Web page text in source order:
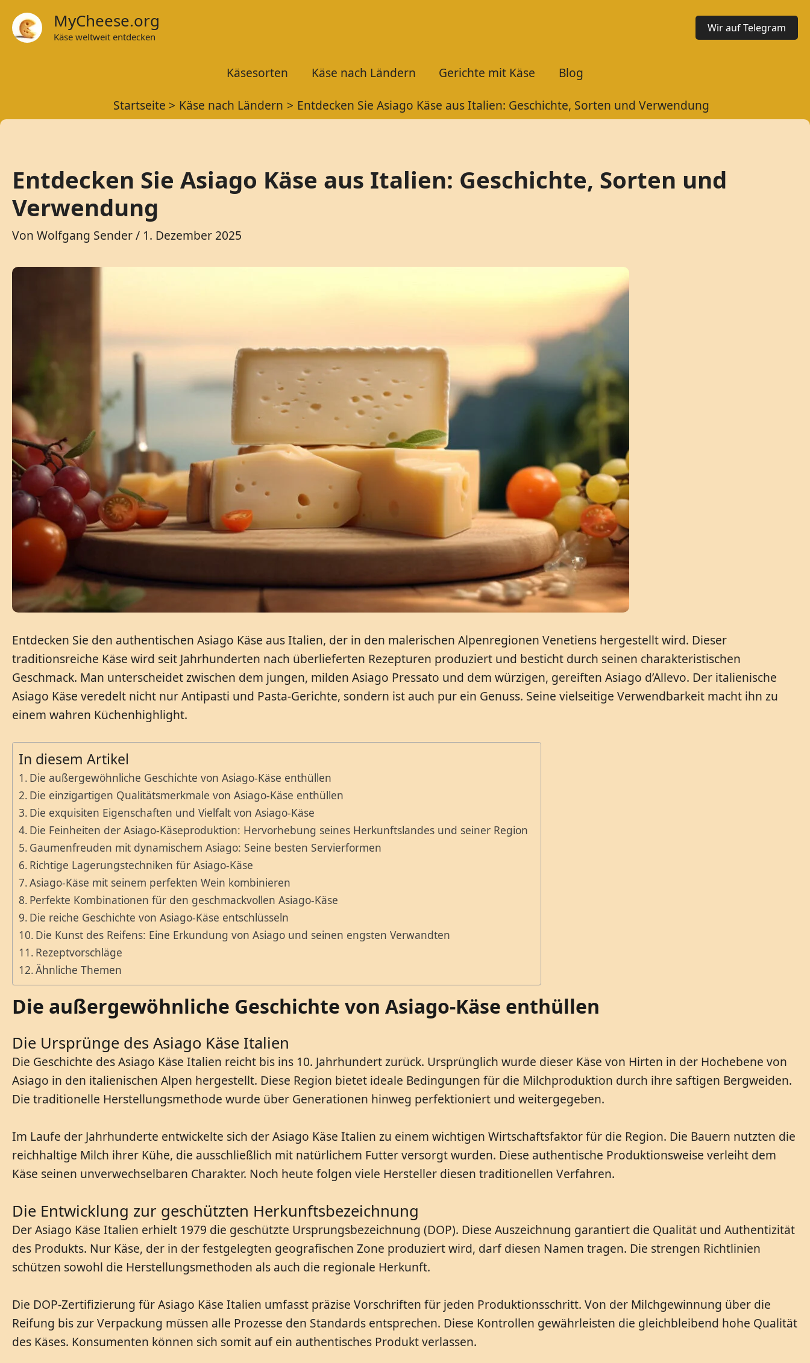
Zum
Inhalt
springen
MyCheese.org
Käse weltweit entdecken
Wir auf Telegram
Käsesorten Käse nach Ländern Gerichte mit Käse
Blog
Startseite
Käse nach Ländern Entdecken Sie Asiago Käse aus Italien: Geschichte, Sorten und Verwendung
Entdecken Sie Asiago Käse aus Italien: Geschichte, Sorten und
Verwendung
Von Wolfgang Sender/ 1. Dezember 2025
Entdecken Sie den authentischen Asiago Käse aus Italien, der in den malerischen Alpenregionen Venetiens hergestellt wird. Dieser
traditionsreiche Käse wird seit Jahrhunderten nach überlieferten Rezepturen produziert und besticht durch seinen charakteristischen
Geschmack. Man unterscheidet zwischen dem jungen, milden Asiago Pressato und dem würzigen, gereiften Asiago d’Allevo. Der italienische
Asiago Käse veredelt nicht nur Antipasti und Pasta-Gerichte, sondern ist auch pur ein Genuss. Seine vielseitige Verwendbarkeit macht ihn zu
einem wahren Küchenhighlight.
In diesem Artikel
Die außergewöhnliche Geschichte von Asiago-Käse enthüllen
Die einzigartigen Qualitätsmerkmale von Asiago-Käse enthüllen
Die exquisiten Eigenschaften und Vielfalt von Asiago-Käse
Die Feinheiten der Asiago-Käseproduktion: Hervorhebung seines Herkunftslandes und seiner Region
Gaumenfreuden mit dynamischem Asiago: Seine besten Servierformen
Richtige Lagerungstechniken für Asiago-Käse
Asiago-Käse mit seinem perfekten Wein kombinieren
Perfekte Kombinationen für den geschmackvollen Asiago-Käse
Die reiche Geschichte von Asiago-Käse entschlüsseln
Die Kunst des Reifens: Eine Erkundung von Asiago und seinen engsten Verwandten
Rezeptvorschläge
Ähnliche Themen
Die außergewöhnliche Geschichte von Asiago-Käse enthüllen
Die Ursprünge des Asiago Käse Italien
Die Geschichte des Asiago Käse Italien reicht bis ins 10. Jahrhundert zurück. Ursprünglich wurde dieser Käse von Hirten in der Hochebene von
Asiago in den italienischen Alpen hergestellt. Diese Region bietet ideale Bedingungen für die Milchproduktion durch ihre saftigen Bergweiden.
Die traditionelle Herstellungsmethode wurde über Generationen hinweg perfektioniert und weitergegeben.
Im Laufe der Jahrhunderte entwickelte sich der Asiago Käse Italien zu einem wichtigen Wirtschaftsfaktor für die Region. Die Bauern nutzten die
reichhaltige Milch ihrer Kühe, die ausschließlich mit natürlichem Futter versorgt wurden. Diese authentische Produktionsweise verleiht dem
Käse seinen unverwechselbaren Charakter. Noch heute folgen viele Hersteller diesen traditionellen Verfahren.
Die Entwicklung zur geschützten Herkunftsbezeichnung
Der Asiago Käse Italien erhielt 1979 die geschützte Ursprungsbezeichnung (DOP). Diese Auszeichnung garantiert die Qualität und Authentizität
des Produkts. Nur Käse, der in der festgelegten geografischen Zone produziert wird, darf diesen Namen tragen. Die strengen Richtlinien
schützen sowohl die Herstellungsmethoden als auch die regionale Herkunft.
Die DOP-Zertifizierung für Asiago Käse Italien umfasst präzise Vorschriften für jeden Produktionsschritt. Von der Milchgewinnung über die
Reifung bis zur Verpackung müssen alle Prozesse den Standards entsprechen. Diese Kontrollen gewährleisten die gleichbleibend hohe Qualität
des Käses. Konsumenten können sich somit auf ein authentisches Produkt verlassen.